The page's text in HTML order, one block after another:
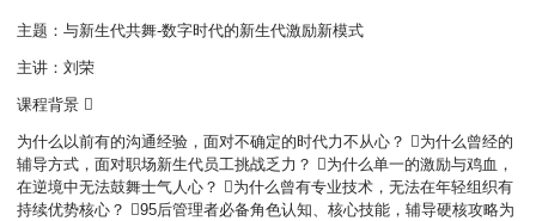
主题：与新生代共舞-数字时代的新生代激励新模式
主讲：刘荣
课程背景 
为什么以前有的沟通经验，面对不确定的时代力不从心？ 为什么曾经的
辅导方式，面对职场新生代员工挑战乏力？ 为什么单一的激励与鸡血，
在逆境中无法鼓舞士气人心？ 为什么曾有专业技术，无法在年轻组织有
持续优势核心？ 95后管理者必备角色认知、核心技能，辅导硬核攻略为